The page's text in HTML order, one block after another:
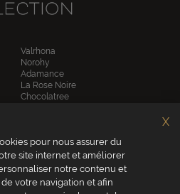
Valrhona
Norohy
Adamance
La Rose Noire
Chocolatree
Republica del cacao
pour nous assurer du
site internet et améliorer
notre contenu et
votre navigation et afin
X